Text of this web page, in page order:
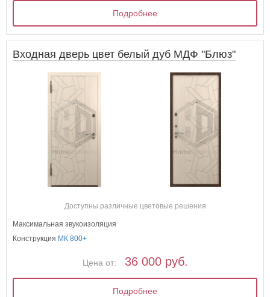
Подробнее
Входная дверь цвет белый дуб МДФ "Блюз"
Доступны различные цветовые решения
Максимальная звукоизоляция
Конструкция МК 800+
Цена от: 36 000 руб.
Подробнее